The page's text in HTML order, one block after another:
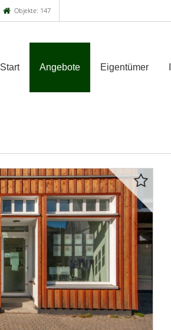
Objekte: 147
Start Angebote Eigentümer